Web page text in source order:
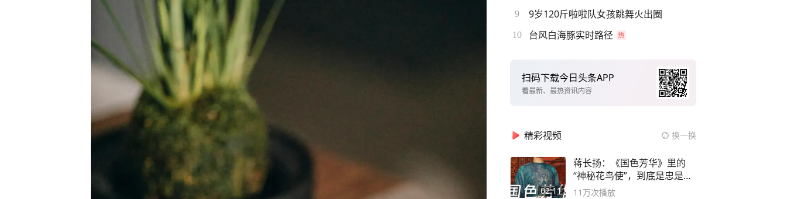
9 9岁120斤啦啦队女孩跳舞火出圈
10 台风白海豚实时路径
扫码下载今日头条APP
看最新、最热资讯内容
精彩视频 换一换
02:11
蒋长扬：《国色芳华》里的
“神秘花鸟使”，到底是忠是
奸？
11万次播放